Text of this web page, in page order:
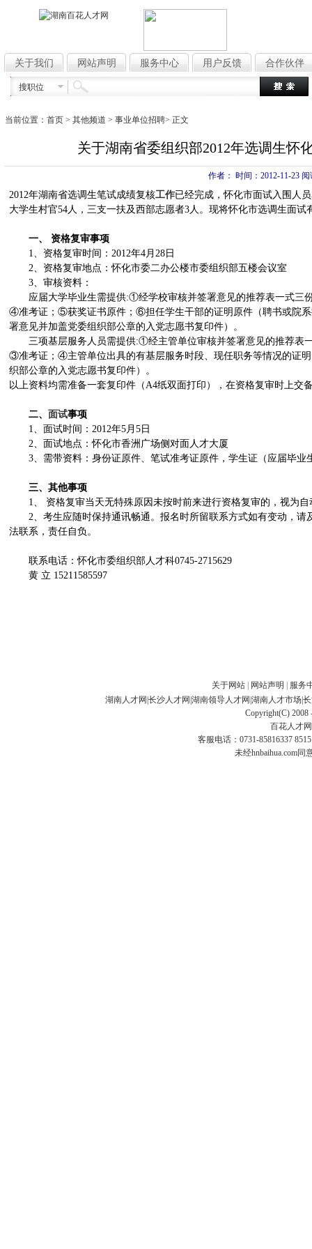
关于我们 网站声明 服务中心 用户反馈 合作伙伴
搜职位
当前位置： 首页 > 其他频道 > 事业单位招聘> 正文
关于湖南省委组织部2012年选调生怀
作者： 时间：2012-11-23 阅
2012年湖南省选调生笔试成绩复核工作已经完成，怀化市面试入围人
大学生村官54人，三支一扶及西部志愿者3人。现将怀化市选调生面试
一、 资格复审事项
1、资格复审时间：2012年4月28日
2、资格复审地点：怀化市委二办公楼市委组织部五楼会议室
3、审核资料：
应届大学毕业生需提供:①经学校审核并签署意见的推荐表一式三
④准考证；⑤获奖证书原件；⑥担任学生干部的证明原件（聘书或院
署意见并加盖党委组织部公章的入党志愿书复印件）。
三项基层服务人员需提供:①经主管单位审核并签署意见的推荐表
③准考证；④主管单位出具的有基层服务时段、现任职务等情况的证
织部公章的入党志愿书复印件）。
以上资料均需准备一套复印件（A4纸双面打印），在资格复审时上交
二、 面试事项
1、面试时间：2012年5月5日
2、面试地点：怀化市香洲广场侧对面人才大厦
3、需带资料：身份证原件、笔试准考证原件，学生证（应届毕业
三、其他事项
1、 资格复审当天无特殊原因未按时前来进行资格复审的，视为自
2、考生应随时保持通讯畅通。报名时所留联系方式如有变动，请
法联系，责任自负。
联系电话：怀化市委组织部人才科0745-2715629
黄 立 15211585597
关于网站 网站声明
服务
湖南人才网 长沙人才网 湖南领导人才网 湖南人才市场
Copyright(C) 2008
百花人才网
客服电话：0731-85816337
未经hnbaihua.com